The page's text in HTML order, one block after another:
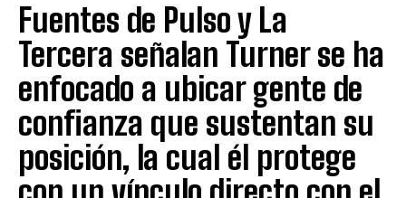
Fuentes de Pulso y La
Tercera señalan Turner se ha
enfocado a ubicar gente de
confianza que sustentan su
posición, la cual él protege